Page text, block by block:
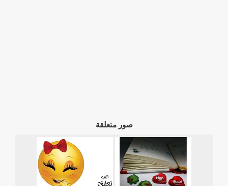
صور متعلقة